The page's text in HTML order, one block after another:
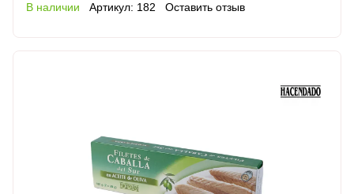
В наличии Артикул: 182 Оставить отзыв